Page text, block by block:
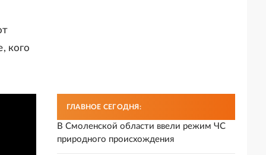
кого
ГЛАВНОЕ СЕГОДНЯ:
В Смоленской области ввели режим ЧС
природного происхождения